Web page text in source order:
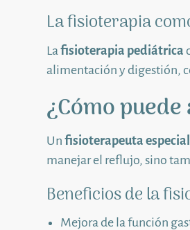
La fisioterapia
Lafisioterapia pediátrica
alimentación y digestión,
¿Cómo
Unfisioterapeuta
manejar el reflujo, sino
Beneficios de la
Mejora de la función